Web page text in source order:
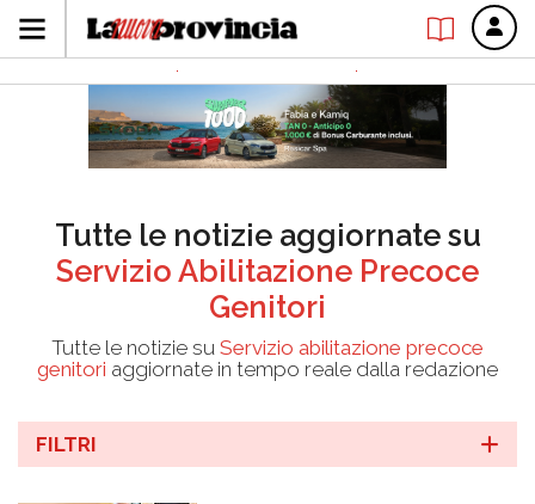
Tutte le notizie aggiornate su
Servizio Abilitazione Precoce
Genitori
Tutte le notizie su Servizio abilitazione precoce
genitori aggiornate in tempo reale dalla redazione
FILTRI